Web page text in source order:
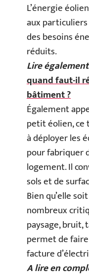
L’énergie
aux
des besoins
réduits.
Lire
quand faut-il
bâtiment ?
Également
petit éolien, ce
à déployer les
pour fabriquer
logement. Il
sols et de
Bien qu’elle
nombreux
paysage, bruit,
permet de
facture
A lire en